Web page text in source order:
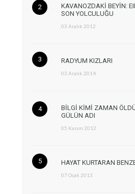
KAVANOZDAKİ BEYİN:
SON YOLCULUĞU
03 Aralık 2012
RADYUM KIZLARI
03 Aralık 2014
BİLGİ KİMİ ZAMAN
GÜLÜN ADI
05 Kasım 2012
HAYAT KURTARAN
07 Ocak 2013